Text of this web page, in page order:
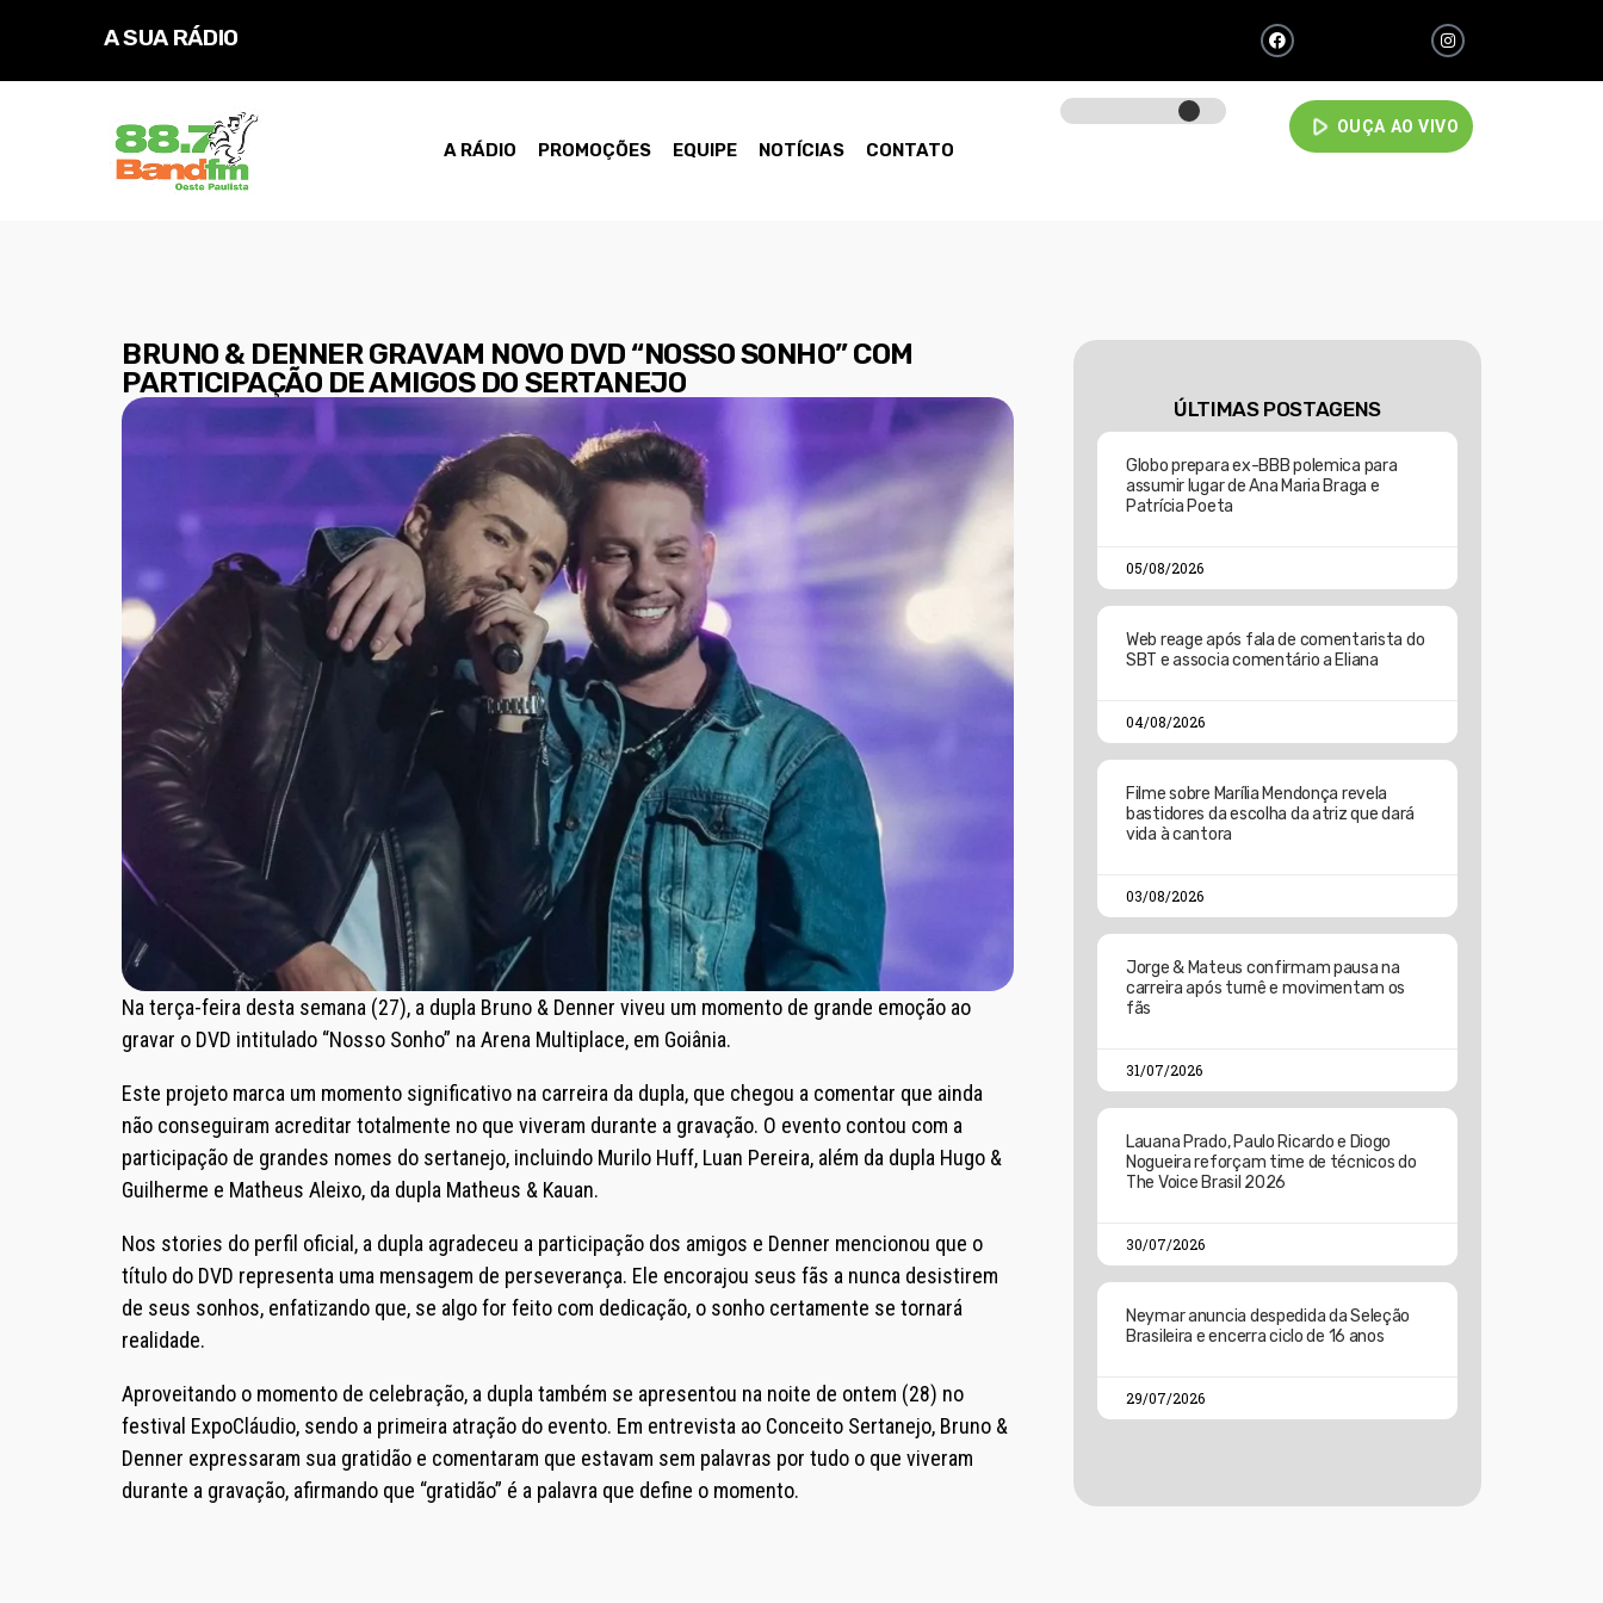
A SUA RÁDIO
A RÁDIO PROMOÇÕES EQUIPE NOTÍCIAS CONTATO
play_arrow OUÇA AO VIVO
BRUNO & DENNER GRAVAM NOVO DVD “NOSSO SONHO” COM
PARTICIPAÇÃO DE AMIGOS DO SERTANEJO
Na terça-feira desta semana (27), a dupla Bruno & Denner viveu um momento de grande emoção ao
gravar o DVD intitulado “Nosso Sonho” na Arena Multiplace, em Goiânia.
Este projeto marca um momento significativo na carreira da dupla, que chegou a comentar que ainda
não conseguiram acreditar totalmente no que viveram durante a gravação. O evento contou com a
participação de grandes nomes do sertanejo, incluindo Murilo Huff, Luan Pereira, além da dupla Hugo &
Guilherme e Matheus Aleixo, da dupla Matheus & Kauan.
Nos stories do perfil oficial, a dupla agradeceu a participação dos amigos e Denner mencionou que o
título do DVD representa uma mensagem de perseverança. Ele encorajou seus fãs a nunca desistirem
de seus sonhos, enfatizando que, se algo for feito com dedicação, o sonho certamente se tornará
realidade.
Aproveitando o momento de celebração, a dupla também se apresentou na noite de ontem (28) no
festival ExpoCláudio, sendo a primeira atração do evento. Em entrevista ao Conceito Sertanejo, Bruno &
Denner expressaram sua gratidão e comentaram que estavam sem palavras por tudo o que viveram
durante a gravação, afirmando que “gratidão” é a palavra que define o momento.
ÚLTIMAS POSTAGENS
Globo prepara ex-BBB polemica para
assumir lugar de Ana Maria Braga e
Patrícia Poeta
05/08/2026
Web reage após fala de comentarista do
SBT e associa comentário a Eliana
04/08/2026
Filme sobre Marília Mendonça revela
bastidores da escolha da atriz que dará
vida à cantora
03/08/2026
Jorge & Mateus confirmam pausa na
carreira após turnê e movimentam os
fãs
31/07/2026
Lauana Prado, Paulo Ricardo e Diogo
Nogueira reforçam time de técnicos do
The Voice Brasil 2026
30/07/2026
Neymar anuncia despedida da Seleção
Brasileira e encerra ciclo de 16 anos
29/07/2026